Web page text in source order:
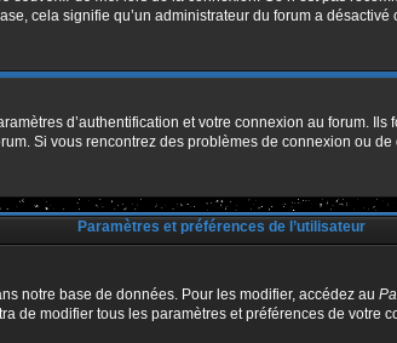
cela signifie qu’un administrateur du forum a désactivé
d’authentification et votre connexion au forum.
Si vous rencontrez des problèmes de connexion ou
Paramètres et préférences de l’utilisateur
notre base de données. Pour les modifier, accédez au
de modifier tous les paramètres et préférences de votre